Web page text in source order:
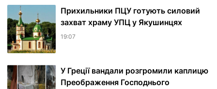
Прихильники ПЦУ готують силовий
захват храму УПЦ у Якушинцях
19:07
У Греції вандали розгромили каплицю
Преображення Господнього